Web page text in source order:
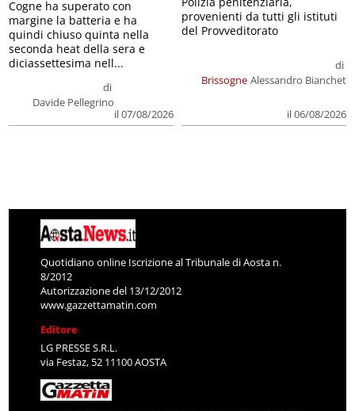
di
Davide Pellegrino
il 07/08/2026
Cogne ha superato con
margine la batteria e ha
quindi chiuso quinta nella
seconda heat della sera e
diciassettesima nell...
Brissogne
di
Alessandro Bianchet
il 06/08/2026
provenienti da tutti gli istituti
del Provveditorato
Quotidiano online Iscrizione al Tribunale di Aosta n.
8/2012
Autorizzazione del 13/12/2012
www.gazzettamatin.com
Editore
LG PRESSE S.R.L.
via Festaz, 52 11100 AOSTA